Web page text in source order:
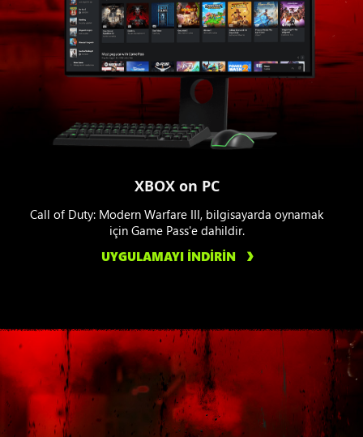
XBOX on PC
Call of Duty: Modern Warfare III, bilgisayarda oynamak
için Game Pass'e dahildir.
UYGULAMAYI İNDİRİN